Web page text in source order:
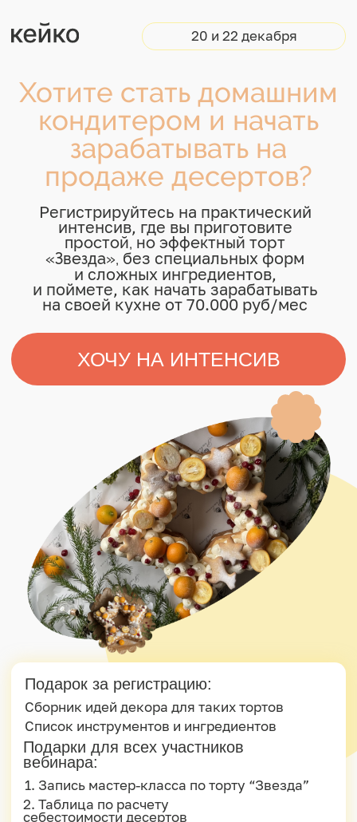
Регистрируйтесь на практический
интенсив, где вы приготовите
простой, но эффектный торт
«Звезда»,без специальных форм
и сложных ингредиентов,
и поймете, как начать зарабатывать
на своей кухне от 70.000 руб/мес
20 и 22 декабря
Подарок за регистрацию:
Подарки для всех участников
вебинара:
Сборник идей декора для таких тортов
1. Запись мастер-класса по торту “Звезда”
2. Таблица по расчету
себестоимости десертов
3. Гайды по оформлению соцсетей
ХОЧУ НА ИНТЕНСИВ
Список инструментов и ингредиентов
4. Сертификат об участии
5. Рецепт торта «Звезда»
кондитером и начать
зарабатывать на
продаже десертов?
Что вы узнаете
на вебинаре?
1
20 декабря в 19.00 МСК